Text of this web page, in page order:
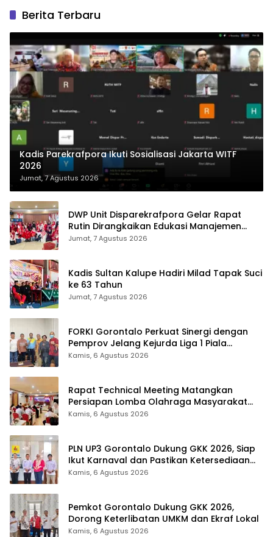
Berita Terbaru
Kadis Parekrafpora Ikuti Sosialisasi Jakarta WITF
2026
Jumat, 7 Agustus 2026
DWP Unit Disparekrafpora Gelar Rapat
Rutin Dirangkaikan Edukasi Manajemen
Stres
Jumat, 7 Agustus 2026
Kadis Sultan Kalupe Hadiri Milad Tapak Suci
ke 63 Tahun
Jumat, 7 Agustus 2026
FORKI Gorontalo Perkuat Sinergi dengan
Pemprov Jelang Kejurda Liga 1 Piala
Gubernur 2026
Kamis, 6 Agustus 2026
Rapat Technical Meeting Matangkan
Persiapan Lomba Olahraga Masyarakat
Tingkat Provinsi Gorontalo
Kamis, 6 Agustus 2026
PLN UP3 Gorontalo Dukung GKK 2026, Siap
Ikut Karnaval dan Pastikan Ketersediaan
Listrik
Kamis, 6 Agustus 2026
Pemkot Gorontalo Dukung GKK 2026,
Dorong Keterlibatan UMKM dan Ekraf Lokal
Kamis, 6 Agustus 2026